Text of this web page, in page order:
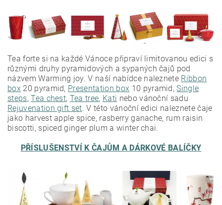
Tea forte si na každé Vánoce připraví limitovanou edici s
různými druhy pyramidových a sypaných čajů pod
názvem Warming joy. V naší nabídce naleznete Ribbon
box 20 pyramid, Presentation box 10 pyramid,Single
steps,Tea chest, Tea tree, Kati nebo vánoční sadu
Rejuvenation gift set. V této vánoční edici naleznete čaje
jako harvest apple spice, rasberry ganache, rum raisin
biscotti, spiced ginger plum a winter chai.
PŘÍSLUŠENSTVÍ K ČAJŮM A DÁRKOVÉ BALÍČKY